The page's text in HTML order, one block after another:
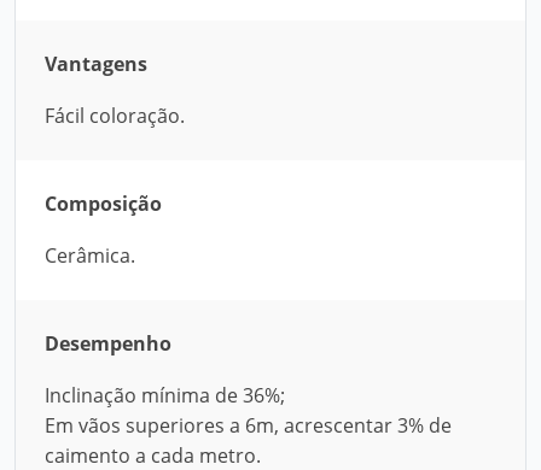
Vantagens
Fácil coloração.
Composição
Cerâmica.
Desempenho
Inclinação mínima de 36%;
Em vãos superiores a 6m, acrescentar 3% de
caimento a cada metro.